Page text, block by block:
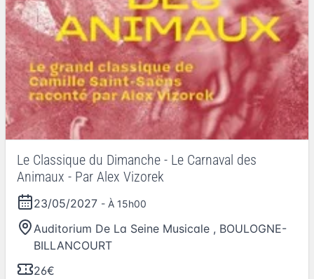
Le Classique du Dimanche - Le Carnaval des
Animaux - Par Alex Vizorek
23/05/2027 - À 15h00
Auditorium De La Seine Musicale , BOULOGNE-
BILLANCOURT
26€